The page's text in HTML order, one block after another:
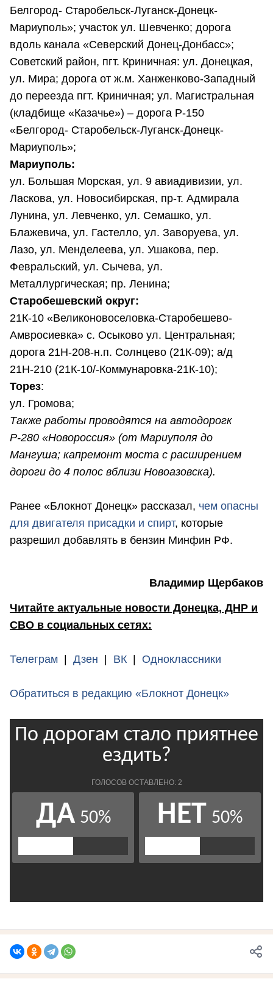
Белгород- Старобельск-Луганск-Донецк-
Мариуполь»; участок ул. Шевченко; дорога
вдоль канала «Северский Донец-Донбасс»;
Советский район, пгт. Криничная: ул. Донецкая,
ул. Мира; дорога от ж.м. Ханженково-Западный
до переезда пгт. Криничная; ул. Магистральная
(кладбище «Казачье») – дорога Р-150
«Белгород- Старобельск-Луганск-Донецк-
Мариуполь»;
Мариуполь:
ул. Большая Морская, ул. 9 авиадивизии, ул.
Ласкова, ул. Новосибирская, пр-т. Адмирала
Лунина, ул. Левченко, ул. Семашко, ул.
Блажевича, ул. Гастелло, ул. Заворуева, ул.
Лазо, ул. Менделеева, ул. Ушакова, пер.
Февральский, ул. Сычева, ул.
Металлургическая; пр. Ленина;
Старобешевский округ:
21К-10 «Великоновоселовка-Старобешево-
Амвросиевка» с. Осыково ул. Центральная;
дорога 21Н-208-н.п. Солнцево (21К-09); а/д
21Н-210 (21К-10/-Коммунаровка-21К-10);
Торез:
ул. Громова;
Также работы проводятся на автодорогк
Р-280 «Новороссия» (от Мариуполя до
Мангуша; капремонт моста с расширением
дороги до 4 полос вблизи Новоазовска).
Ранее «Блокнот Донецк» рассказал, чем опасны
для двигателя присадки и спирт, которые
разрешил добавлять в бензин Минфин РФ.
Владимир Щербаков
Читайте актуальные новости Донецка, ДНР и
СВО в социальных сетях:
Телеграм | Дзен | ВК | Одноклассники
Обратиться в редакцию «Блокнот Донецк»